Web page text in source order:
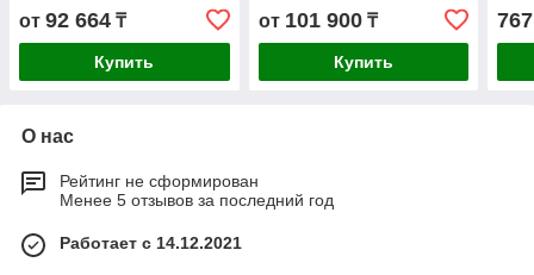
от 92 664 ₸
Купить
от 101 900₸
Купить
О нас
Рейтинг не сформирован
Менее 5 отзывов за последний год
Работает с 14.12.2021